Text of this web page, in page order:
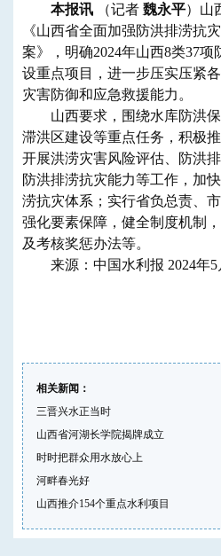
本报讯 （记者 魏永平）山
《山西省全面加强防洪排涝抗
案》，明确2024年山西8类37
设重点项目，进一步压实压紧
灾害防御和应急救援能力。
山西要求，围绕水库防洪保
滞洪区建设等重点任务，积极
开展洪涝灾害风险评估、防洪
防洪排涝抗灾能力等工作，加
涝抗灾体系；实行省负总责、
强化要素保障，健全制度机制
及考核奖惩办法等。
来源：中国水利报 2024年5
相关新闻：
三晋兴水正当时
山西省河湖长学院揭牌成立
时时把群众用水放心上
河畔春光好
山西推介154个重点水利项目